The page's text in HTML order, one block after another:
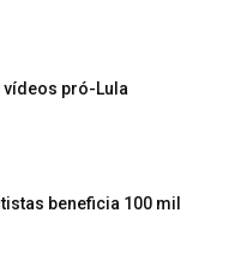
vídeos pró-Lula
beneficia 100 mil